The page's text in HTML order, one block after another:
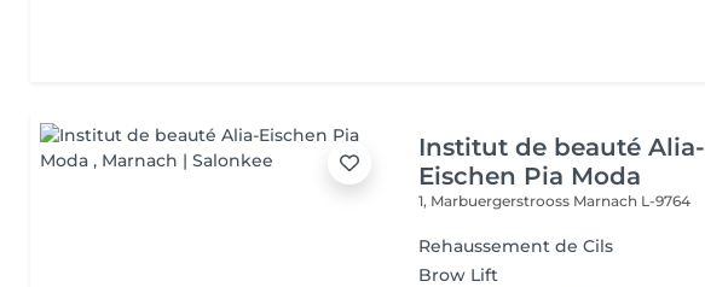
Institut de beauté Alia-
Eischen Pia Moda
1, Marbuergerstrooss Marnach L-9764
Rehaussement de Cils
Brow Lift